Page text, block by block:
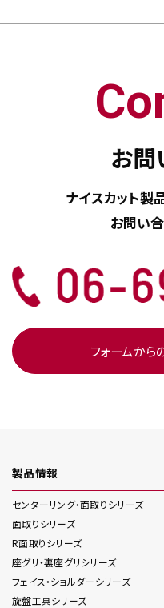
お
ナイスカット製
お問い
フォームから
製品情報
センターリング・面取りシリーズ
面取りシリーズ
R面取りシリーズ
座グリ・裏座グリシリーズ
フェイス・ショルダーシリーズ
旋盤工具シリーズ